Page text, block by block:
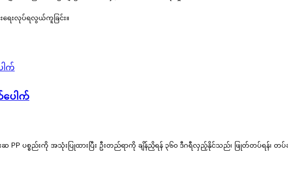
းရေးလုပ်ရလွယ်ကူခြင်း။
ေါက်
ဆ PP ပစ္စည်းကို အသုံးပြုထားပြီး ဦးတည်ရာကို ချိန်ညှိရန် ၃၆၀ ဒီဂရီလှည့်နိုင်သည်၊ ဖြုတ်တပ်ရန်